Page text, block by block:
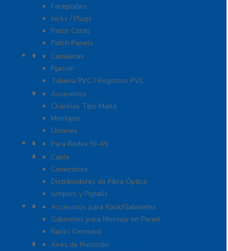
Faceplates
Jacks / Plugs
Patch Cords
Patch Panels
Canalización
Canaletas
Fijación
Tubería PVC / Registros PVC
Charola
Accesorios
Charolas Tipo Malla
Montajes
Uniones
Conectores
Para Redes RJ-45
Fibra Óptica
Cable
Conectores
Distribuidores de Fibra Óptica
Jumpers y Pigtails
Rack y Gabinetes
Accesorios para Rack/Gabinetes
Gabinetes para Montaje en Pared
Racks Cerrados
Sistemas de Enfriamiento
Aires de Precisión